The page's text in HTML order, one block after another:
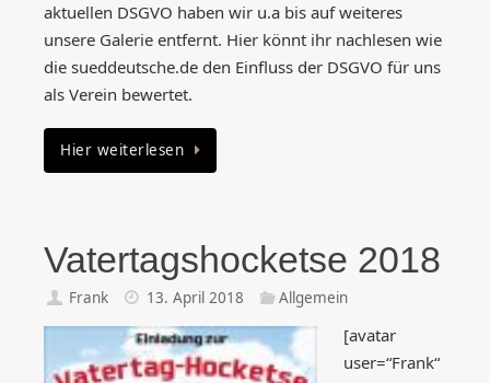
aktuellen DSGVO haben wir u.a bis auf weiteres
unsere Galerie entfernt. Hier könnt ihr nachlesen wie
die sueddeutsche.de den Einfluss der DSGVO für uns
als Verein bewertet.
Hier weiterlesen
Vatertagshocketse 2018
Frank 13. April 2018 Allgemein
[avatar
user=“Frank“